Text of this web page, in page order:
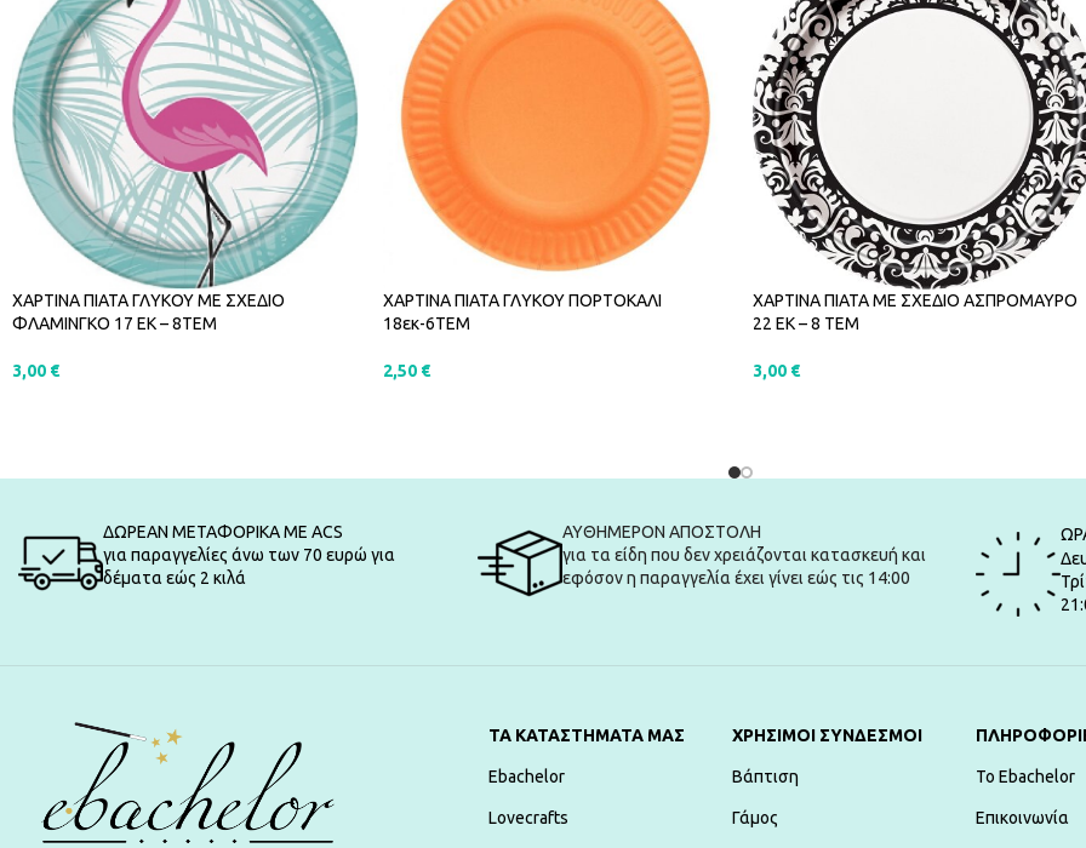
ΧΑΡΤΙΝΑ ΠΙΑΤΑ ΓΛΥΚΟΥ ΜΕ ΣΧΕΔΙΟ
ΦΛΑΜΙΝΓΚΟ 17 EK – 8ΤΕΜ
3,00 €
ΧΑΡΤΙΝΑ ΠΙΑΤΑ ΓΛΥΚΟΥ ΠΟΡΤΟΚΑΛΙ
18εκ-6ΤΕΜ
2,50 €
ΧΑΡΤΙΝΑ ΠΙΑΤΑ ΜΕ ΣΧΕΔΙΟ ΑΣΠΡΟΜΑΥΡΟ
22 ΕΚ – 8 ΤΕΜ
3,00 €
ΔΩΡΕΑΝ ΜΕΤΑΦΟΡΙΚΑ ΜΕ ACS
για παραγγελίες άνω των 70 ευρώ για
δέματα εώς 2 κιλά
ΑΥΘΗΜΕΡΟΝ ΑΠΟΣΤΟΛΗ
για τα είδη που δεν χρειάζονται κατασκευή και
εφόσον η παραγγελία έχει γίνει εώς τις 14:00
ΤΑ ΚΑΤΑΣΤΗΜΑΤΑ ΜΑΣ
Ebachelor
Lovecrafts
ΧΡΗΣΙΜΟΙ ΣΥΝΔΕΣΜΟΙ
Βάπτιση
Γάμος
To Ebachelor
Επικοινωνία